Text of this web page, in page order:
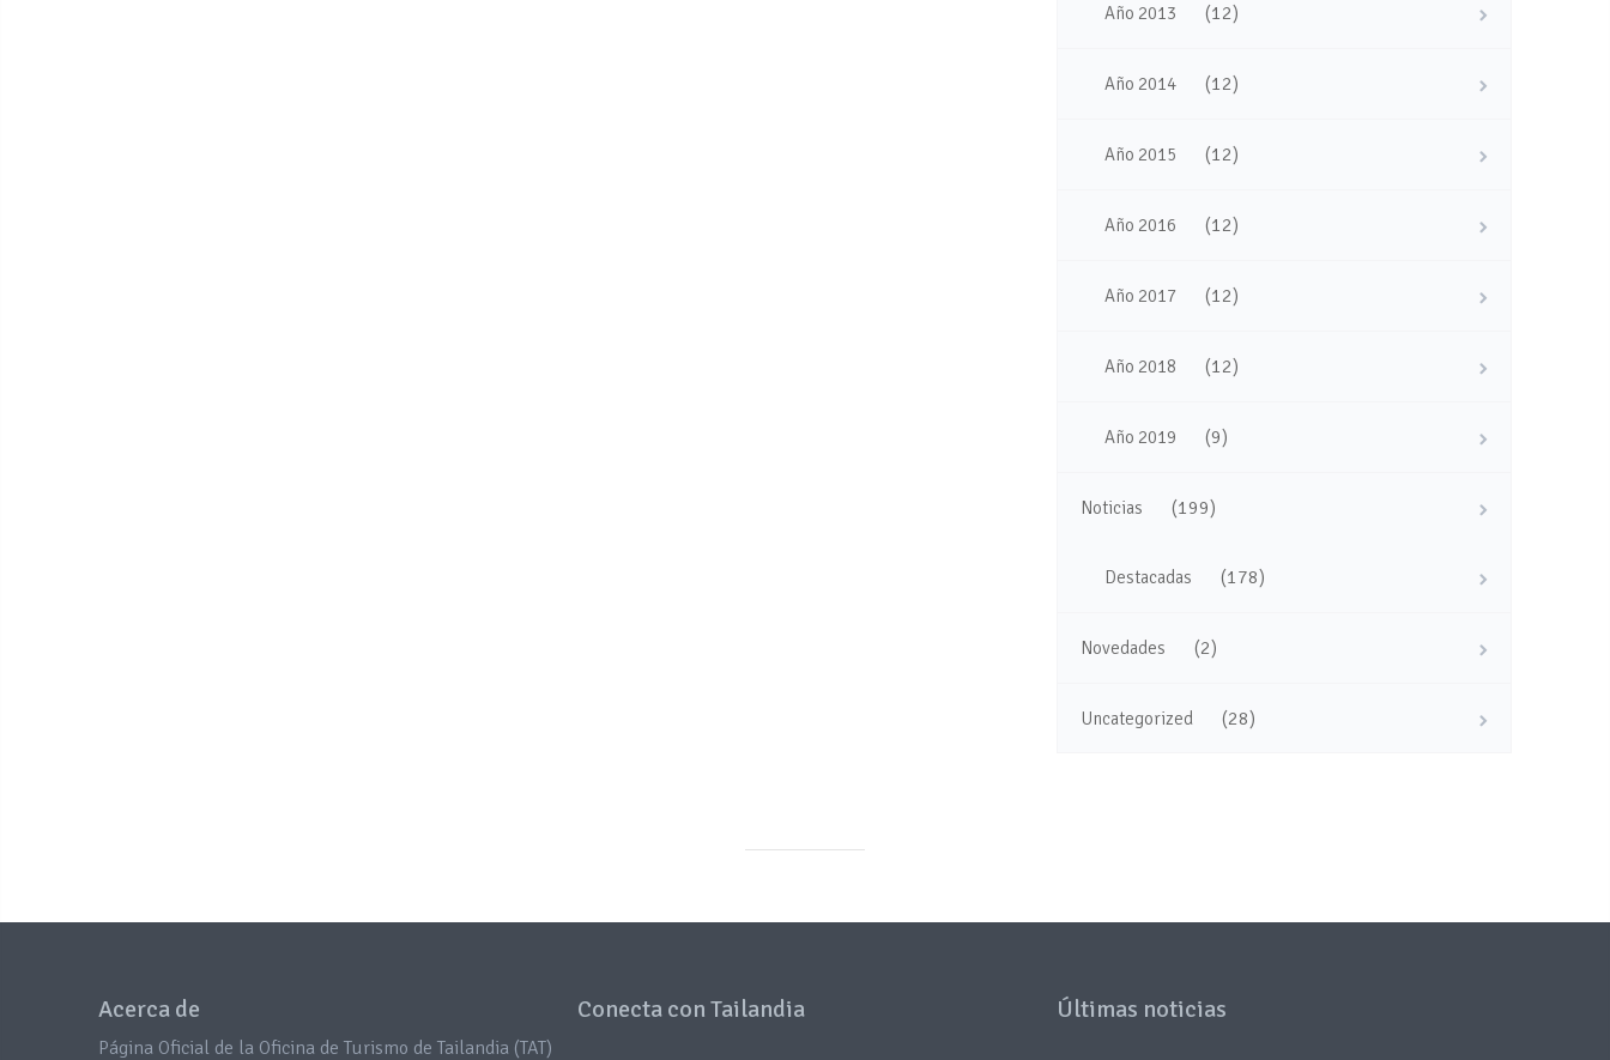
Año 2013 (12)
Año 2014 (12)
Año 2015 (12)
Año 2016 (12)
Año 2017 (12)
Año 2018 (12)
Año 2019 (9)
Noticias (199)
Destacadas (178)
Novedades (2)
Uncategorized (28)
Acerca de
Página Oficial de la Oficina de Turismo de Tailandia (TAT)
Conecta con Tailandia Últimas noticias